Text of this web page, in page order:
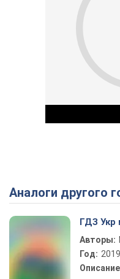
Аналоги другого
ГДЗ Укр
Авторы:
Год: 2019